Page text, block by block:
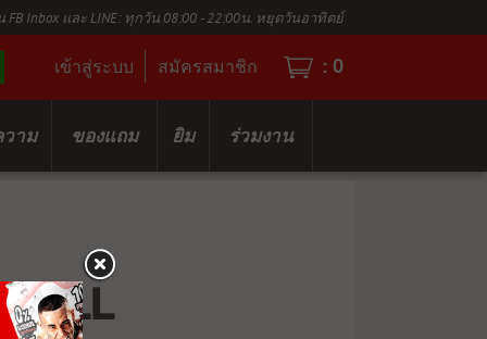
FB Inbox และ LINE: ทุกวัน 08:00 - 22:00น. หยุดวันอาทิตย์
เข้าสู่ระบบ สมัครสมาชิก : 0
าม ของแถม ยิม ร่วมงาน
PULL